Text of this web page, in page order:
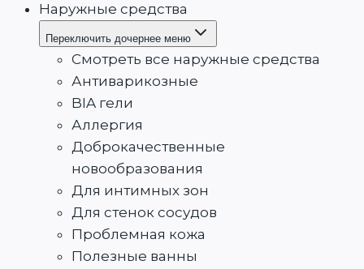
Наружные средства
Переключить дочернее меню
Смотреть все наружные средства
Антиварикозные
BIA гели
Аллергия
Доброкачественные
новообразования
Для интимных зон
Для стенок сосудов
Проблемная кожа
Полезные ванны